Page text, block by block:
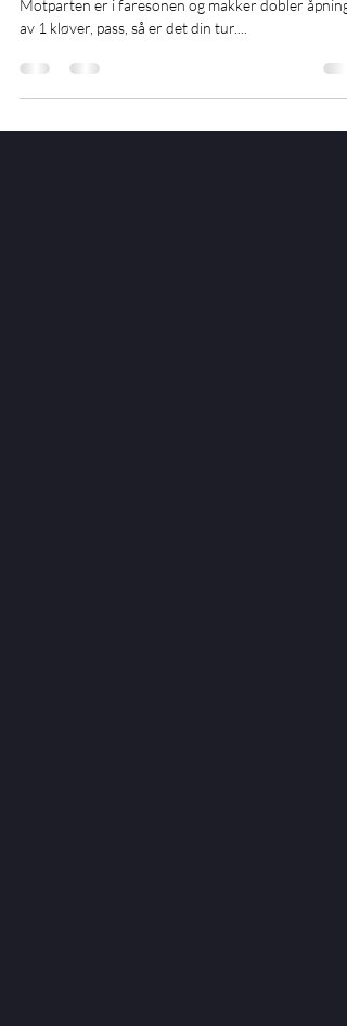
Vi fortsetter med svar på makkers dobling.
av 1 kløver, pass, så er det din tur....